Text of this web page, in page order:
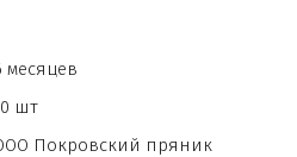
месяцев
шт
Покровский пряник